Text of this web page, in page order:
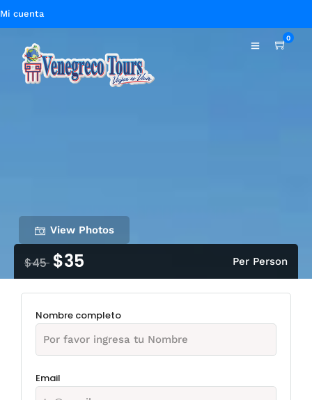
Mi cuenta
0
View Photos
$45 $35 Per Person
Nombre completo
Email